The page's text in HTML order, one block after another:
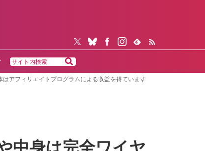
はアフィリエイトプログラムによる収益を得ています
中身は完全ワイヤ